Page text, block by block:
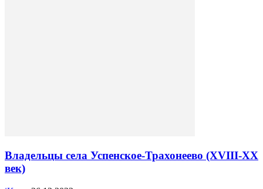
Владельцы села Успенское-Трахонеево (XVIII-XX
век)